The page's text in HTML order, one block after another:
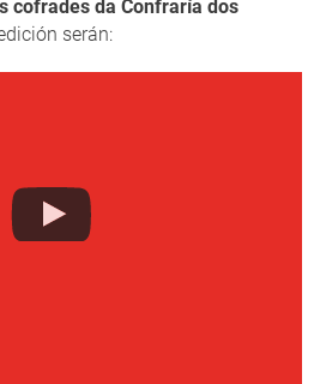
cofrades da Confraría dos
serán: